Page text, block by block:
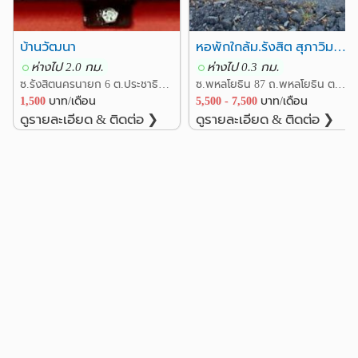
บ้านวัฒนา
ห่างไป 2.0 กม.
ซ.รังสิตนครนายก 6 ต.ประชาธิปัตย์ อ.ธัญบุรี ปทุมธานี
1,500 บาท/เดือน
ดูรายละเอียด & ติดต่อ ❯
หอพักใกล้ม.รังสิต สุภาวิมล แมนชั่น Supawimol Mansion
ห่างไป 0.3 กม.
ซ.พหลโยธิน 87 ถ.พหลโยธิน ต.ประชาธิปัตย์ อ.ธัญบุรี ปทุมธานี
5,500 - 7,500 บาท/เดือน
ดูรายละเอียด & ติดต่อ ❯